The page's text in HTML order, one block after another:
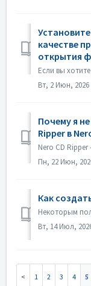
Установите
качестве
открытия
Вт, 2 Июн, 2026
Почему я
Ripper в
Пн, 22 Июн,
Как
Вт, 14 Июл,
1 2 3 4 5